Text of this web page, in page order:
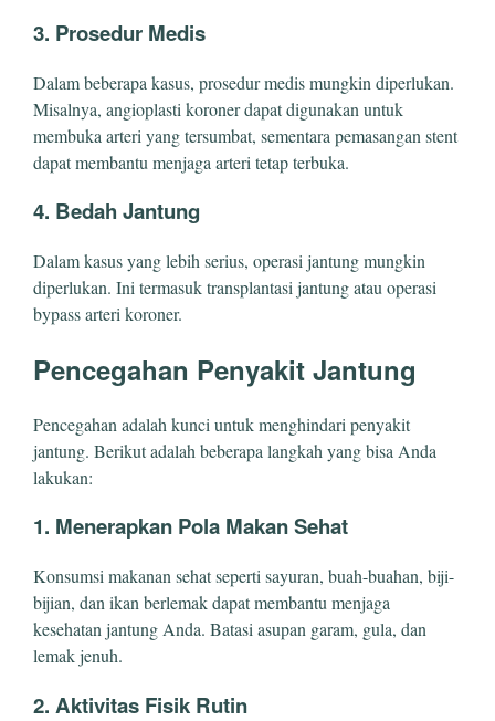
3. Prosedur Medis
Dalam beberapa kasus, prosedur medis mungkin diperlukan.
Misalnya, angioplasti koroner dapat digunakan untuk
membuka arteri yang tersumbat, sementara pemasangan stent
dapat membantu menjaga arteri tetap terbuka.
4. Bedah Jantung
Dalam kasus yang lebih serius, operasi jantung mungkin
diperlukan. Ini termasuk transplantasi jantung atau operasi
bypass arteri koroner.
Pencegahan Penyakit Jantung
Pencegahan adalah kunci untuk menghindari penyakit
jantung. Berikut adalah beberapa langkah yang bisa Anda
lakukan:
1. Menerapkan Pola Makan Sehat
Konsumsi makanan sehat seperti sayuran, buah-buahan, biji-
bijian, dan ikan berlemak dapat membantu menjaga
kesehatan jantung Anda. Batasi asupan garam, gula, dan
lemak jenuh.
2. Aktivitas Fisik Rutin